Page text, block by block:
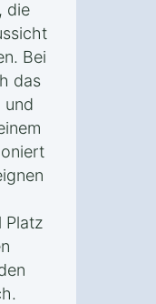
die
Bei
das
und
Platz